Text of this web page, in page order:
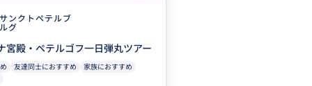
サンクトペテルブ
ルグ
宮殿・ペテルゴフ一日弾丸ツアー
友達同士におすすめ 家族におすすめ